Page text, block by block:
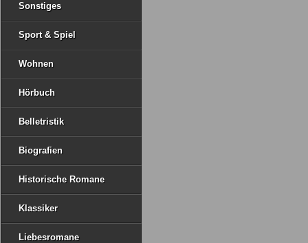
Sonstiges
Sport & Spiel
Wohnen
Hörbuch
Belletristik
Biografien
Historische Romane
Klassiker
Liebesromane